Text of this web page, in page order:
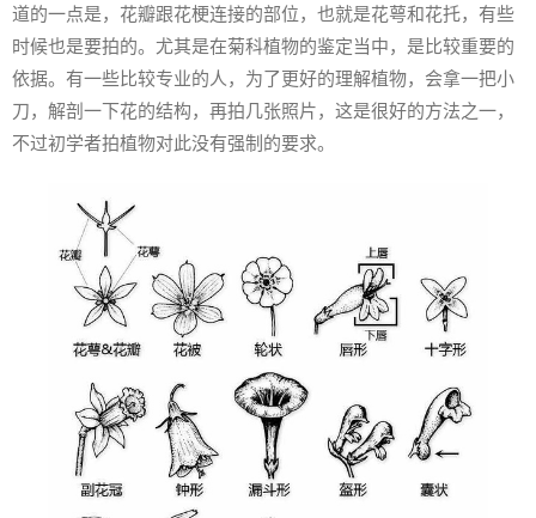
道的一点是，花瓣跟花梗连接的部位，也就是花萼和花托，有些
时候也是要拍的。尤其是在菊科植物的鉴定当中，是比较重要的
依据。有一些比较专业的人，为了更好的理解植物，会拿一把小
刀，解剖一下花的结构，再拍几张照片，这是很好的方法之一，
不过初学者拍植物对此没有强制的要求。